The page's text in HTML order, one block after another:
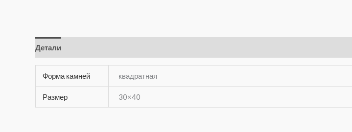
Детали
Форма камней квадратная
Размер 30×40